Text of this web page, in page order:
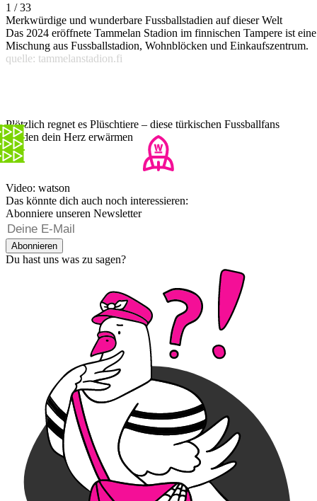
1 / 33
Merkwürdige und wunderbare Fussballstadien auf dieser Welt
Das 2024 eröffnete Tammelan Stadion im finnischen Tampere ist eine
Mischung aus Fussballstadion, Wohnblöcken und Einkaufszentrum.
quelle: tammelanstadion.fi
Plötzlich regnet es Plüschtiere – diese türkischen Fussballfans
werden dein Herz erwärmen
Video: watson
Das könnte dich auch noch interessieren:
Abonniere unseren Newsletter
Abonnieren
Du hast uns was zu sagen?